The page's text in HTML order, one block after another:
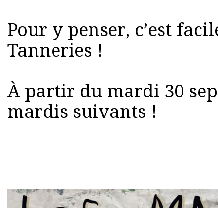
Pour y penser, c’est
Tanneries !
À partir du mardi 30
mardis suivants !